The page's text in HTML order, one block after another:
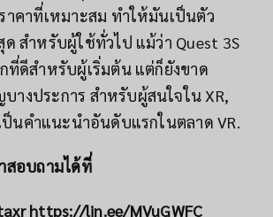
คาที่เหมาะสม ทำให้มันเป็นตัว
สำหรับผู้ใช้ทั่วไป แม้ว่า Quest 3S
ที่ดีสำหรับผู้เริ่มต้น แต่ก็ยังขาด
งประการ สำหรับผู้สนใจใน XR,
ป็นคำแนะนำอันดับแรกในตลาด VR.
สอบถามได้ที่
https://lin.ee/MVuGWFC